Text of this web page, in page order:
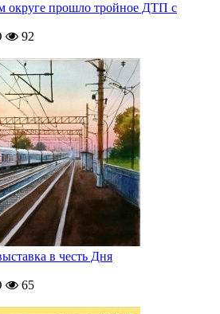
округе прошло тройное ДТП с
92
в честь Дня
65